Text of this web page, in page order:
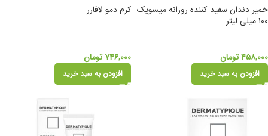
خمیر دندان سفید کننده روزانه میسویک
۱۰۰ میلی لیتر
۴۵۸,۰۰۰تومان
افزودن به سبد خرید
کرم دمو لافارر
۷۴۶,۰۰۰ تومان
افزودن به سبد خرید